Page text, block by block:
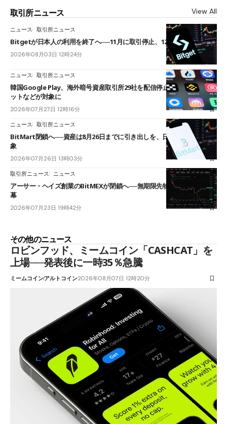
取引所ニュース View All
ニュース 取引所ニュース
Bitgetが日本人の利用を終了へ──11月に取引停止、12月末に強制決済
2026年08月03日 12時24分
ニュース 取引所ニュース
韓国Google Play、海外暗号資産取引所29社を配信停止──OKXやバイビ
ットなどが対象に
2026年07月27日 12時16分
ニュース 取引所ニュース
BitMart閉鎖へ──資産は8月26日までに引き出しを、日本人利用者も対
象
2026年07月26日 13時03分
取引所ニュース ニュース
アーサー・ヘイズ創業のBitMEXが閉鎖へ──無期限先物を生んだ11年に
幕
2026年07月23日 19時42分
その他のニュース
ロビンフッド、ミームコイン「CASHCAT」を
上場──発表後に一時35％急騰
ミームコインアルトコイン2026年08月07日 12時20分